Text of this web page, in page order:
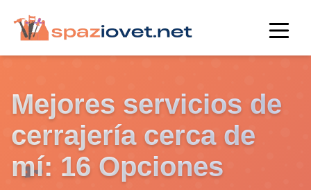
🔑
Mejores servicios de
cerrajería cerca de
mí: 16 Opciones